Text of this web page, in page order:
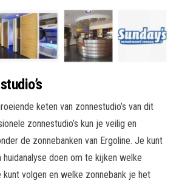
keten van zonnestudio’s van dit
zonnestudio’s kun je veilig en
de zonnebanken van Ergoline. Je kunt
huidanalyse doen om te kijken welke
volgen en welke zonnebank je het